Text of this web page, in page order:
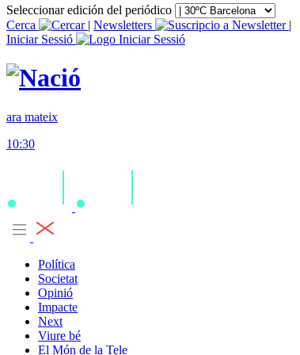
Seleccionar edición del periódico
Cerca
| Newsletters
|
Iniciar Sessió
ara mateix
10:30
Política
Societat
Opinió
Impacte
Next
Viure bé
El Món de la Tele